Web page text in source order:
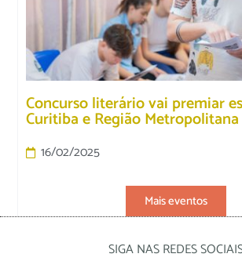
Concurso literário vai premiar
Curitiba e Região Metropolitana
16/02/2025
Mais eventos
SIGA NAS REDES